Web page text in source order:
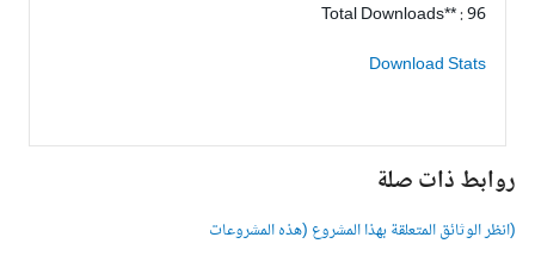
Total Downloads** : 96
Download Stats
روابط ذات صلة
(انظر الوثائق المتعلقة بهذا المشروع (هذه المشروعات